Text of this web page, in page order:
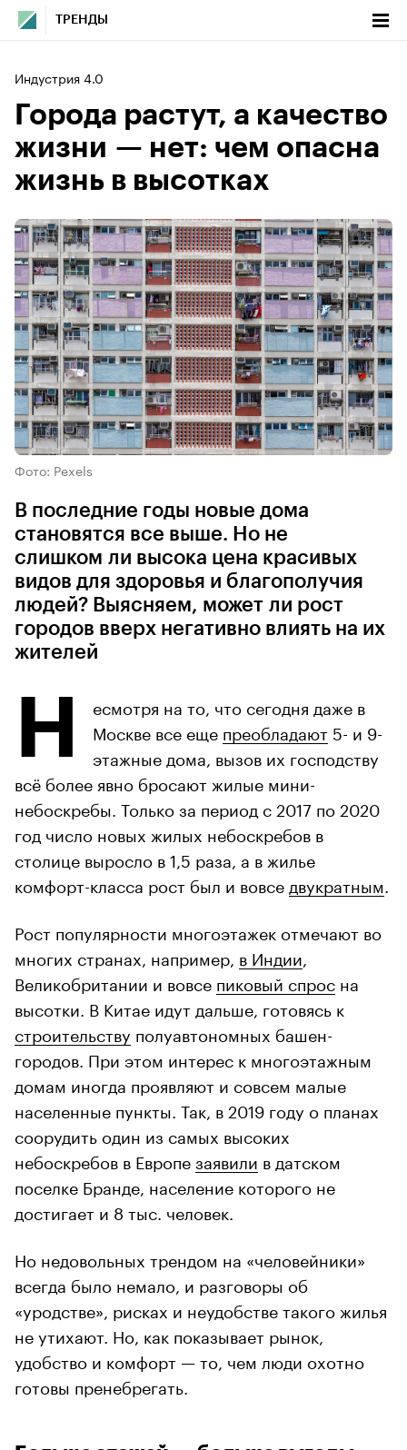
ТРЕНДЫ
Индустрия 4.0
Города растут, а качество
жизни — нет: чем опасна
жизнь в высотках
Фото: Pexels
В последние годы новые дома
становятся все выше. Но не
слишком ли высока цена красивых
видов для здоровья и благополучия
людей? Выясняем, может ли рост
городов вверх негативно влиять на их
жителей
Н
есмотря на то, что сегодня даже в
Москве все еще преобладают 5- и 9-
этажные дома, вызов их господству
всё более явно бросают жилые мини-
небоскребы. Только за период с 2017 по 2020
год число новых жилых небоскребов в
столице выросло в 1,5 раза, а в жилье
комфорт-класса рост был и вовсе двукратным
Рост популярности многоэтажек отмечают во
многих странах, например, в Индии
Великобритании и вовсе пиковый спрос на
высотки. В Китае идут дальше, готовясь к
строительству полуавтономных башен-
городов. При этом интерес к многоэтажным
домам иногда проявляют и совсем малые
населенные пункты. Так, в 2019 году о планах
соорудить один из самых высоких
небоскребов в Европезаявили в датском
поселке Бранде, население которого не
достигает и 8 тыс. человек.
Но недовольных трендом на «человейники»
всегда было немало, и разговоры об
«уродстве», рисках и неудобстве такого жилья
не утихают. Но, как показывает рынок,
удобство и комфорт — то, чем люди охотно
готовы пренебрегать.